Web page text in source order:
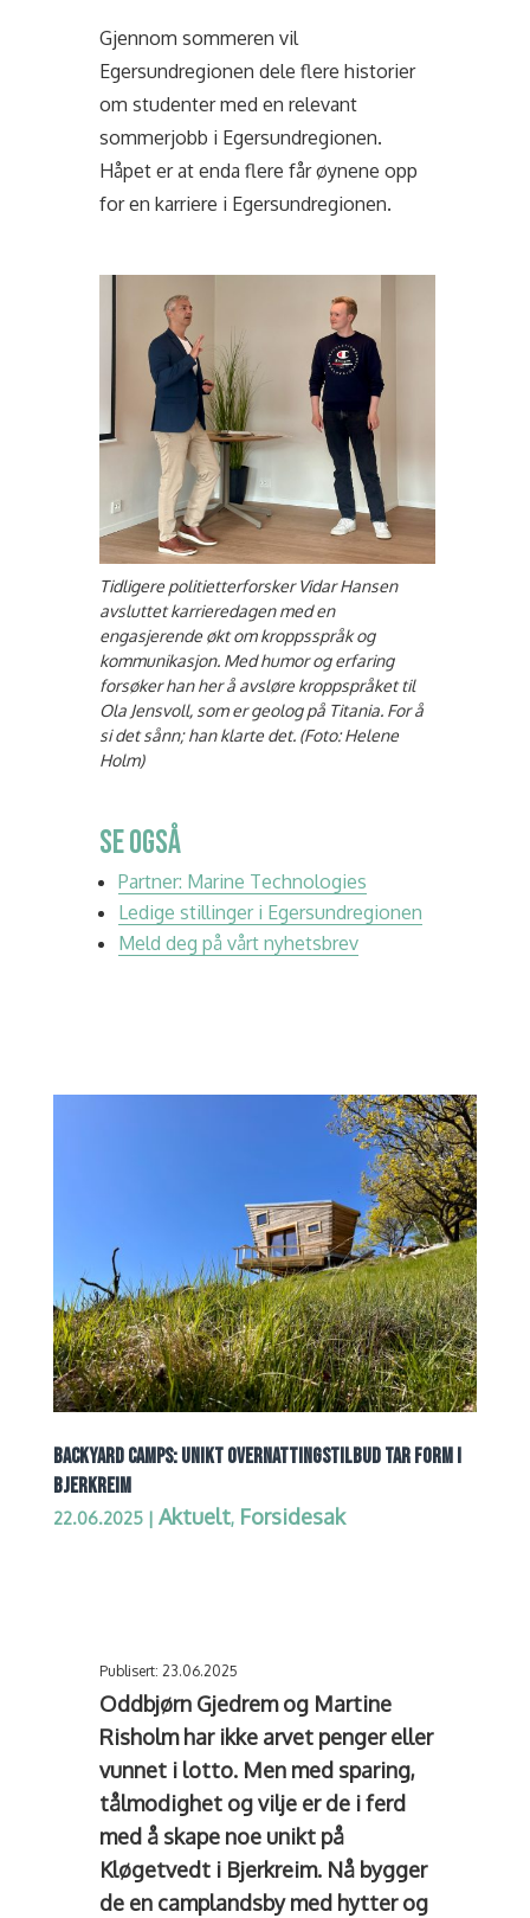
Gjennom sommeren vil
Egersundregionen dele flere historier
om studenter med en relevant
sommerjobb i Egersundregionen.
Håpet er at enda flere får øynene opp
for en karriere i Egersundregionen.
Tidligere politietterforsker Vidar Hansen
avsluttet karrieredagen med en
engasjerende økt om kroppsspråk og
kommunikasjon. Med humor og erfaring
forsøker han her å avsløre kroppspråket til
Ola Jensvoll, som er geolog på Titania. For å
si det sånn; han klarte det. (Foto: Helene
Holm)
SE OGSÅ
Partner: Marine Technologies
Ledige stillinger i Egersundregionen
Meld deg på vårt nyhetsbrev
BACKYARD CAMPS: UNIKT OVERNATTINGSTILBUD TAR FORM I
BJERKREIM
22.06.2025| Aktuelt, Forsidesak
Publisert: 23.06.2025
Oddbjørn Gjedrem og Martine
Risholm har ikke arvet penger eller
vunnet i lotto. Men med sparing,
tålmodighet og vilje er de i ferd
med å skape noe unikt på
Kløgetvedt i Bjerkreim. Nå bygger
de en camplandsby med hytter og